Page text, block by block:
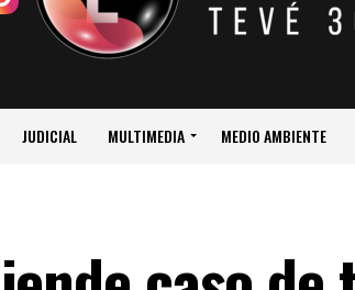
JUDICIAL MULTIMEDIA MEDIO AMBIENTE